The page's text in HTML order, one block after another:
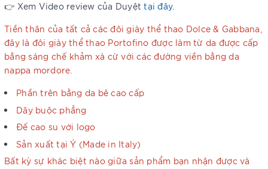
👉 Xem Video review của Duyệttại đây.
Tiền thân của tất cả các đôi giày thể thao Dolce & Gabbana,
đây là đôi giày thể thao Portofino được làm từ da được cấp
bằng sáng chế khảm xà cừ với các đường viền bằng da
nappa mordore.
Phần trên bằng da bê cao cấp
Dây buộc phẳng
Đế cao su với logo
Sản xuất tại Ý (Made in Italy)
Bất kỳ sự khác biệt nào giữa sản phẩm bạn nhận được và